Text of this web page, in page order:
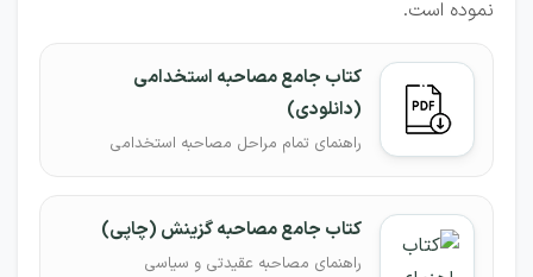
نموده است.
کتاب جامع مصاحبه استخدامی
(دانلودی)
راهنمای تمام مراحل مصاحبه استخدامی
کتاب جامع مصاحبه گزینش (چاپی)
راهنمای مصاحبه عقیدتی و سیاسی